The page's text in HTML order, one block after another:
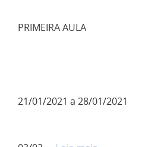
PRIMEIRA AULA
21/01/2021 a 28/01/2021